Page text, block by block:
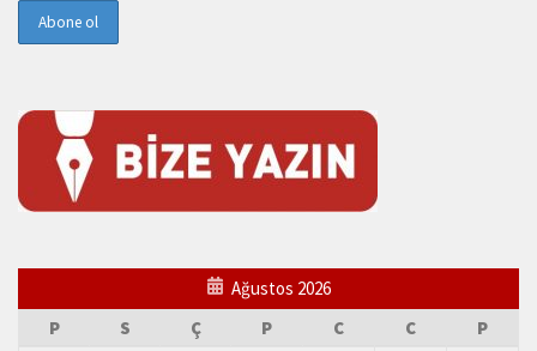
Ağustos 2026
P
S Ç P C C
P